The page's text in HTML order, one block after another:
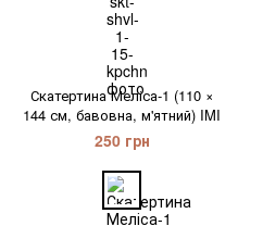
Скатертина Меліса-1 (110 ×
144 см, бавовна, м'ятний) IMI
250 грн